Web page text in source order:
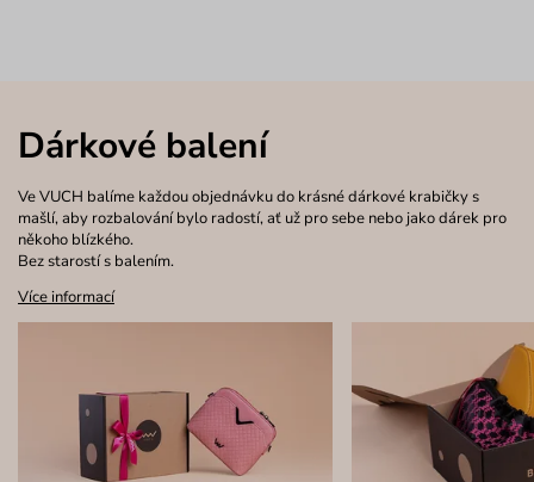
Dárkové balení
Ve VUCH balíme každou objednávku do krásné dárkové krabičky s
mašlí, aby rozbalování bylo radostí, ať už pro sebe nebo jako dárek pro
někoho blízkého.
Bez starostí s balením.
Více informací